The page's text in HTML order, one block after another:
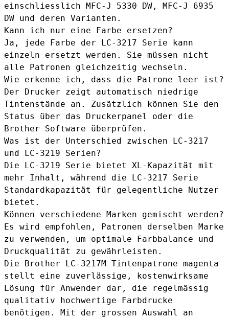
einschliesslich MFC-J 5330 DW, MFC-J 6935
DW und deren Varianten.
Kann ich nur eine Farbe ersetzen?
Ja, jede Farbe der LC-3217 Serie kann
einzeln ersetzt werden. Sie müssen nicht
alle Patronen gleichzeitig wechseln.
Wie erkenne ich, dass die Patrone leer ist?
Der Drucker zeigt automatisch niedrige
Tintenstände an. Zusätzlich können Sie den
Status über das Druckerpanel oder die
Brother Software überprüfen.
Was ist der Unterschied zwischen LC-3217
und LC-3219 Serien?
Die LC-3219 Serie bietet XL-Kapazität mit
mehr Inhalt, während die LC-3217 Serie
Standardkapazität für gelegentliche Nutzer
bietet.
Können verschiedene Marken gemischt werden?
Es wird empfohlen, Patronen derselben Marke
zu verwenden, um optimale Farbbalance und
Druckqualität zu gewährleisten.
Die Brother LC-3217M Tintenpatrone magenta
stellt eine zuverlässige, kostenwirksame
Lösung für Anwender dar, die regelmässig
qualitativ hochwertige Farbdrucke
benötigen. Mit der grossen Auswahl an